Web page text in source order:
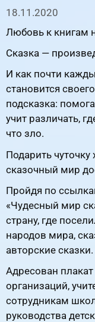
18.11.2020
Любовь к книгам
Сказка —
И как почти
становится
подсказка:
учит различать,
что зло.
Подарить чуточку
сказочный мир
Пройдя по
«Чудесный мир
страну, где
народов мира,
авторские сказки.
Адресован
организаций,
сотрудникам
руководства